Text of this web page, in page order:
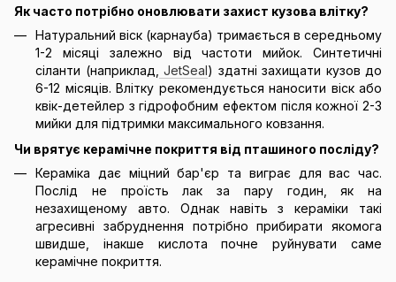
Як часто потрібно оновлювати захист кузова влітку?
Натуральний віск (карнауба) тримається в середньому
1-2 місяці залежно від частоти мийок. Синтетичні
сіланти (наприклад, JetSeal ) здатні захищати кузов до
6-12 місяців. Влітку рекомендується наносити віск або
квік-детейлер з гідрофобним ефектом після кожної 2-3
мийки для підтримки максимального ковзання.
Чи врятує керамічне покриття від пташиного посліду?
Кераміка дає міцний бар'єр та виграє для вас час.
Послід не проїсть лак за пару годин, як на
незахищеному авто. Однак навіть з кераміки такі
агресивні забруднення потрібно прибирати якомога
швидше, інакше кислота почне руйнувати саме
керамічне покриття.